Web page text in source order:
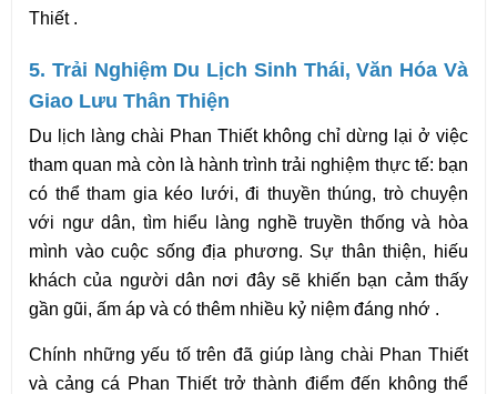
Thiết .
5. Trải Nghiệm Du Lịch Sinh Thái, Văn Hóa Và
Giao Lưu Thân Thiện
Du lịch làng chài Phan Thiết không chỉ dừng lại ở việc
tham quan mà còn là hành trình trải nghiệm thực tế: bạn
có thể tham gia kéo lưới, đi thuyền thúng, trò chuyện
với ngư dân, tìm hiểu làng nghề truyền thống và hòa
mình vào cuộc sống địa phương. Sự thân thiện, hiếu
khách của người dân nơi đây sẽ khiến bạn cảm thấy
gần gũi, ấm áp và có thêm nhiều kỷ niệm đáng nhớ .
Chính những yếu tố trên đã giúp làng chài Phan Thiết
và cảng cá Phan Thiết trở thành điểm đến không thể